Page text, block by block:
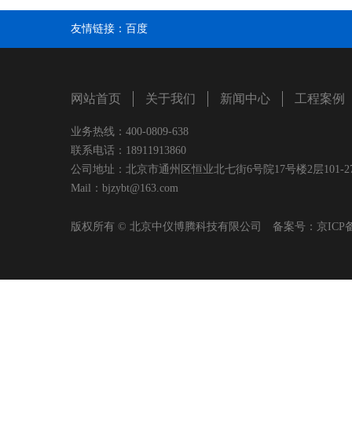
友情链接： 百度
网站首页 关于我们 新闻中心 工程案例
业务热线：400-0809-638
联系电话：18911913860
公司地址：北京市通州区恒业北七街6号院17号楼2层
Mail：bjzybt@163.com
版权所有 © 北京中仪博腾科技有限公司 备案号： 京ICP